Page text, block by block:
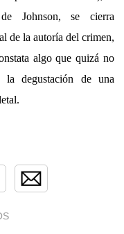
Johnson, se cierra
de la autoría del crimen,
algo que quizá no
la degustación de una